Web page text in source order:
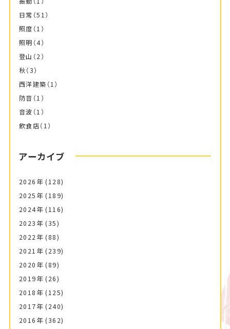
日常 （51）
照度 （1）
照明 （4）
登山 （2）
秋（3）
西洋建築 （1）
防音 （1）
音波 （1）
飲食店（1）
アーカイブ
2026年 (128)
2025年 (189)
2024年 (116)
2023年 (35)
2022年 (88)
2021年 (239)
2020年 (89)
2019年 (26)
2018年 (125)
2017年 (240)
2016年 (362)